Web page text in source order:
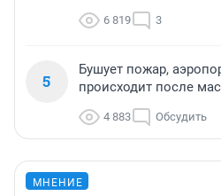
6 819 3
5
Бушует пожар,
происходит после
4 883 Обсудить
МНЕНИЕ